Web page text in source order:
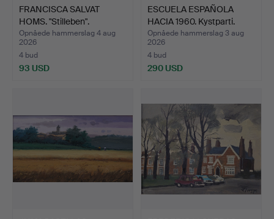
FRANCISCA SALVAT
HOMS. "Stilleben".
Opnåede hammerslag 4 aug
2026
4 bud
93 USD
ESCUELA ESPAÑOLA
HACIA 1960. Kystparti.
Opnåede hammerslag 3 aug
2026
4 bud
290 USD